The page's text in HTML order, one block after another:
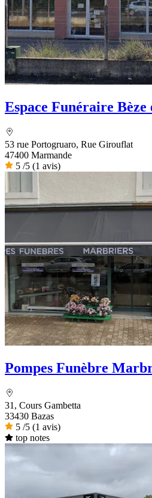
Espace Funéraire
53 rue Portogruaro, Rue Girouflat
47400 Marmande
5 /5 (1 avis)
Pompes Funèbre
31, Cours Gambetta
33430 Bazas
5 /5 (1 avis)
top notes